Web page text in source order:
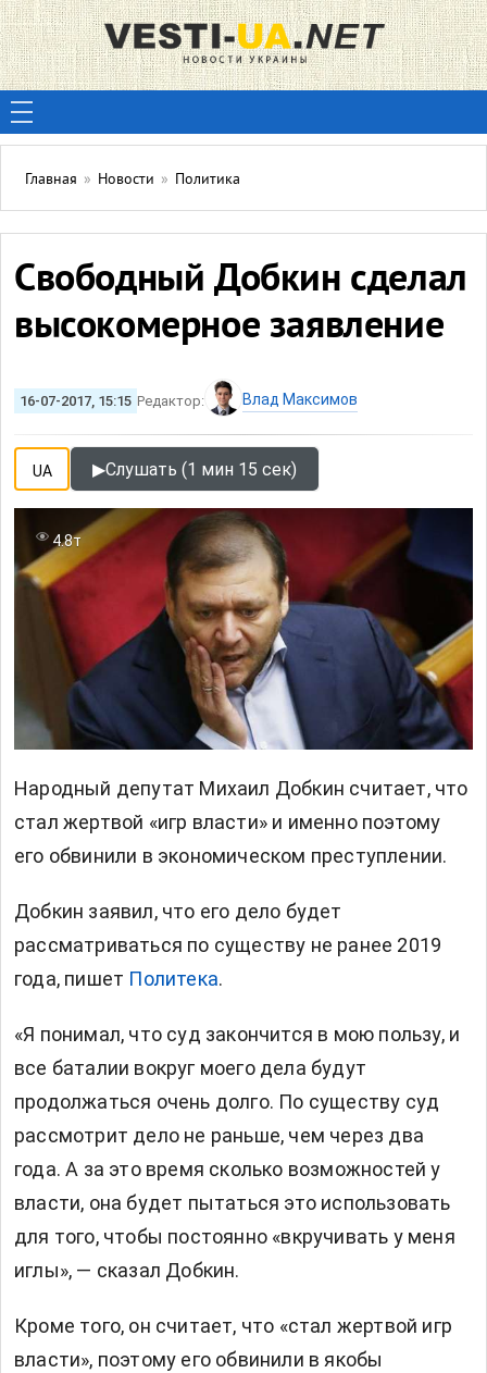
Главная » Новости » Политика
Свободный Добкин сделал
высокомерное заявление
16-07-2017, 15:15 Редактор: Влад Максимов
UA ▶Слушать (1 мин 15 сек)
4.8т
Народный депутат Михаил Добкин считает, что
стал жертвой «игр власти» и именно поэтому
его обвинили в экономическом преступлении.
Добкин заявил, что его дело будет
рассматриваться по существу не ранее 2019
года, пишет Политека.
«Я понимал, что суд закончится в мою пользу, и
все баталии вокруг моего дела будут
продолжаться очень долго. По существу суд
рассмотрит дело не раньше, чем через два
года. А за это время сколько возможностей у
власти, она будет пытаться это использовать
для того, чтобы постоянно «вкручивать у меня
иглы», — сказал Добкин.
Кроме того, он считает, что «стал жертвой игр
власти», поэтому его обвинили в якобы